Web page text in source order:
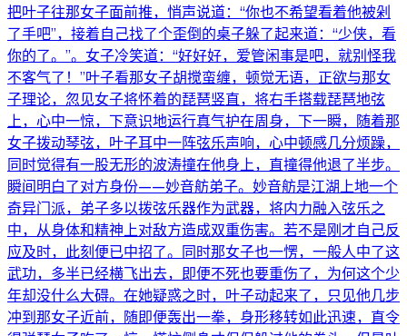
把叶子往那女子面前推，悄声说道：“你也不希望看着他被剁
了手吧”，接着自己找了个歪倒的桌子躲了起来道：“少侠，看
你的了。”。女子冷笑道：“好好好，爱管闲事是吧，就别怪我
不客气了！”叶子看那女子胡搅蛮缠，顿觉无语，正欲与那女
子理论，忽见女子将怀着的琵琶竖直，将右手搭载琵琶地弦
上，心中一惊，下意识地运行真气护在周身，下一瞬，随着那
女子拨动琴弦，叶子耳中一阵弦乐声响，心中顿感几分烦躁，
同时觉得有一股无形的波涛撞在他身上，直撞得他退了半步。
瞬间明白了对方身份——妙音舫弟子。妙音舫是江湖上地一个
奇异门派，弟子多以拨弦乐器作为武器，将内力融入弦乐之
中，从身体和精神上对敌方造成双重伤害。若不是刚才自己反
应及时，此刻便已中招了。同时那女子也一愣，一般人中了这
武功，多半已经横飞出去，即便不死也要重伤了，为何这个少
年却没什么大碍。在她疑惑之时，叶子动起来了，只见他几步
冲到那女子近前，随即便轰出一拳，身形移转如此迅速，直令